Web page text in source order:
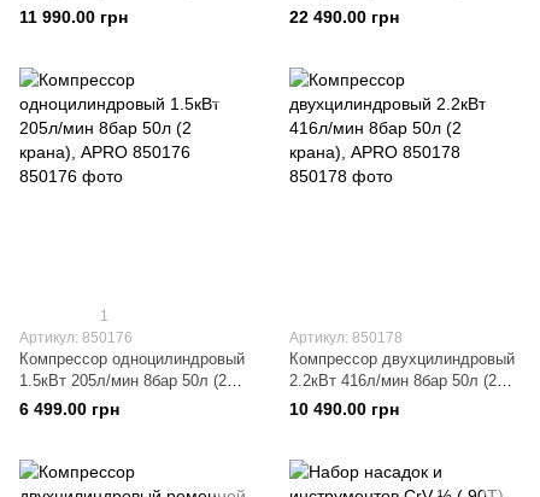
об/мин, безмасляный, 4
цилиндра 85017
11 990.00 грн
об/мин, безмасляный OFE, 6
цилиндров APRO 850174
22 490.00 грн
1
Артикул: 850176
Компрессор одноцилиндровый
1.5кВт 205л/мин 8бар 50л (2
крана), APRO 850176
6 499.00 грн
Артикул: 850178
Компрессор двухцилиндровый
2.2кВт 416л/мин 8бар 50л (2
крана), APRO 850178
10 490.00 грн